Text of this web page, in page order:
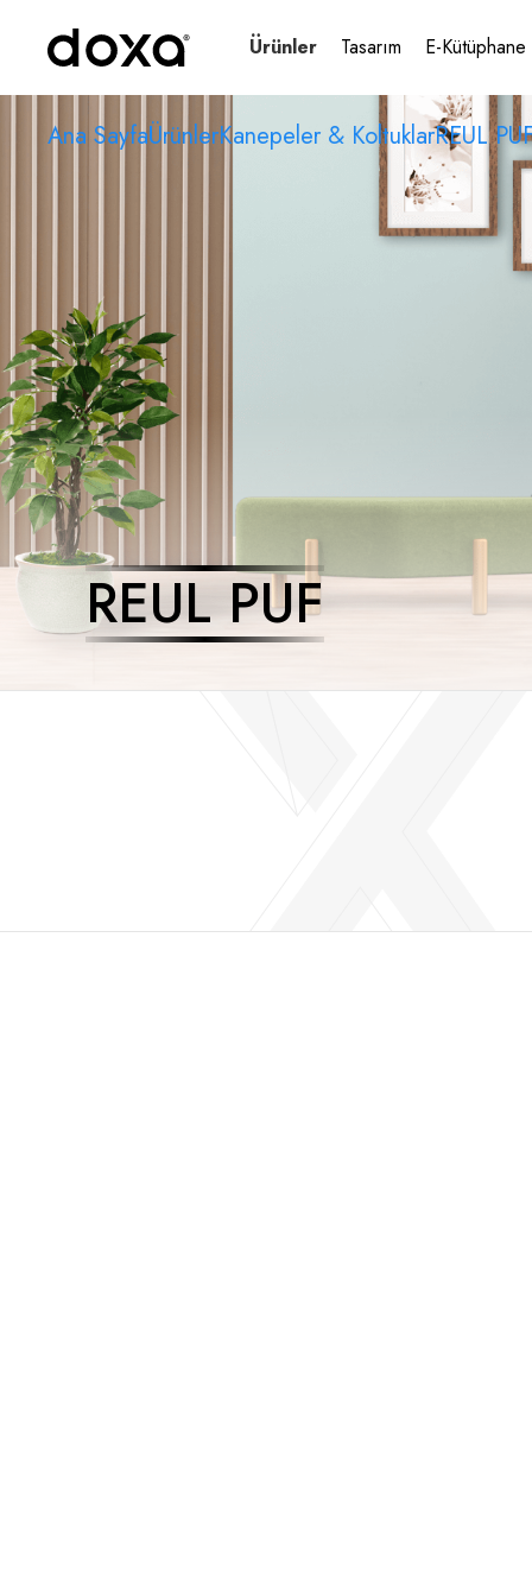
Ürünler Tasarım E-Kütüphane
Ana SayfaÜrünlerKanepeler & KoltuklarREUL
REUL PUF